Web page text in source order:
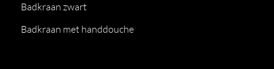
Badkraan zwart
Badkraan met handdouche